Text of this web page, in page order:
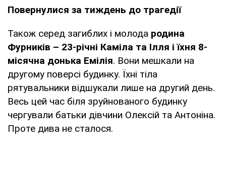
Повернулися за тиждень до трагедії
Також серед загиблих і молода родина
Фурників – 23-річні Каміла та Ілля і їхня 8-
місячна донька Емілія. Вони мешкали на
другому поверсі будинку. Їхні тіла
рятувальники відшукали лише на другий день.
Весь цей час біля зруйнованого будинку
чергували батьки дівчини Олексій та Антоніна.
Проте дива не сталося.